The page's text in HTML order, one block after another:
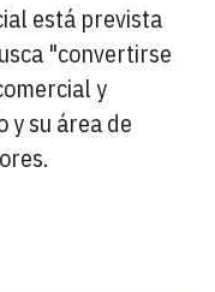
está prevista
"convertirse
y
y su área de